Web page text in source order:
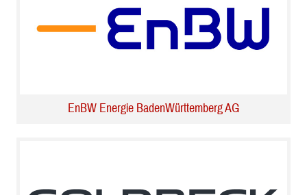
EnBW Energie BadenWürttemberg AG